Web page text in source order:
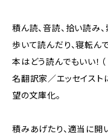
積ん読、音読、拾い読み
歩いて読んだり、寝転ん
本はどう読んでもいい！（
名翻訳家／エッセイスト
望の文庫化。
積みあげたり、適当に開